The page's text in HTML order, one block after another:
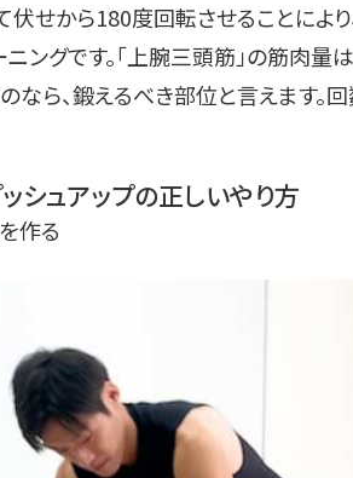
せから180度回転させることによ
ングです。「上腕三頭筋」の筋肉量
なら、鍛えるべき部位と言えます
シュアップの正しいやり方
作る